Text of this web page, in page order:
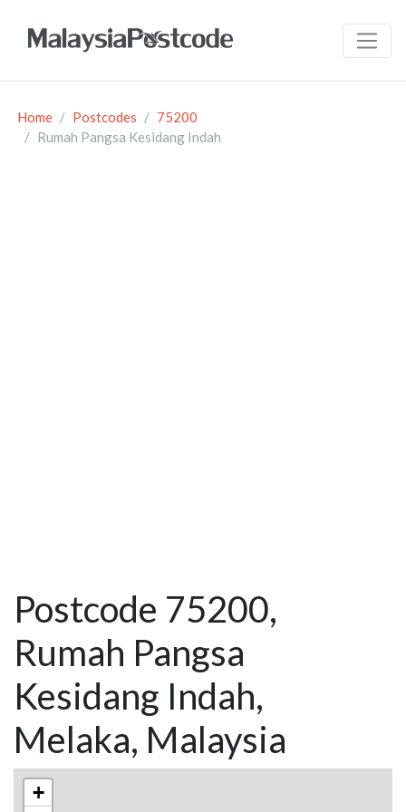
Home Postcodes
75200
Rumah Pangsa Kesidang Indah
Postcode 75200,
Rumah Pangsa
Kesidang Indah,
Melaka, Malaysia
+